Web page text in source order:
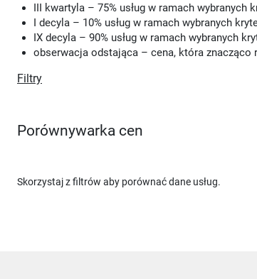
III kwartyla – 75% usług w ramach
I decyla – 10% usług w ramach wybranych
IX decyla – 90% usług w ramach wybranych
obserwacja odstająca – cena, która znacząco
Filtry
Porównywarka cen
Skorzystaj z filtrów aby porównać dane usług.